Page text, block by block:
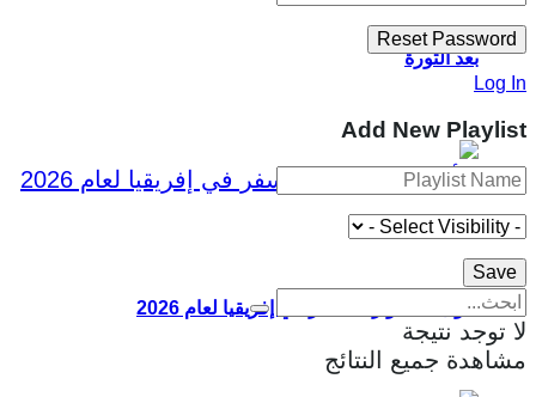
بعد الثورة
أقوى 10 جوازات سفر في إفريقيا لعام 2026
Log In
Add New Playlist
لا توجد نتيجة
مشاهدة جميع النتائج